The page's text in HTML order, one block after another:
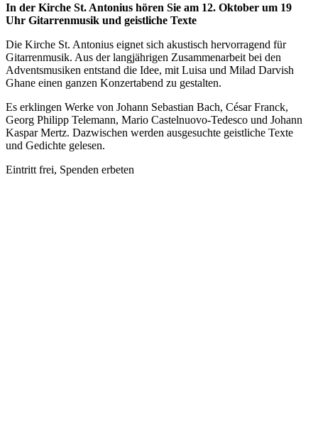
In der Kirche St. Antonius hören Sie am 12. Oktober um 19
Uhr Gitarrenmusik und geistliche Texte
Die Kirche St. Antonius eignet sich akustisch hervorragend für
Gitarrenmusik. Aus der langjährigen Zusammenarbeit bei den
Adventsmusiken entstand die Idee, mit Luisa und Milad Darvish
Ghane einen ganzen Konzertabend zu gestalten.
Es erklingen Werke von Johann Sebastian Bach, César Franck,
Georg Philipp Telemann, Mario Castelnuovo-Tedesco und Johann
Kaspar Mertz. Dazwischen werden ausgesuchte geistliche Texte
und Gedichte gelesen.
Eintritt frei, Spenden erbeten